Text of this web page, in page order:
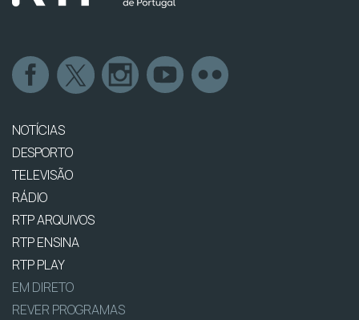
NOTÍCIAS
DESPORTO
TELEVISÃO
RÁDIO
RTP ARQUIVOS
RTP ENSINA
RTP PLAY
EM DIRETO
REVER PROGRAMAS